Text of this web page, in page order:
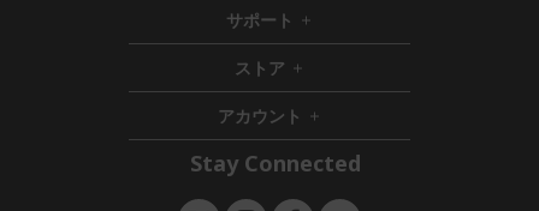
d
n
サポート
h
i
d
d
e
n
ストア h
i
d
d
e
アカウント
h
i
d
Stay Connected